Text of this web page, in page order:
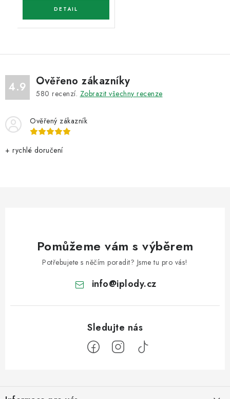
4.9 Ověřeno zákazníky
580 recenzí. Zobrazit všechny recenze
Ověřený zákazník
+ rychlé doručení
Pomůžeme vám s výběrem
Potřebujete s něčím poradit? Jsme tu pro vás!
info@iplody.cz